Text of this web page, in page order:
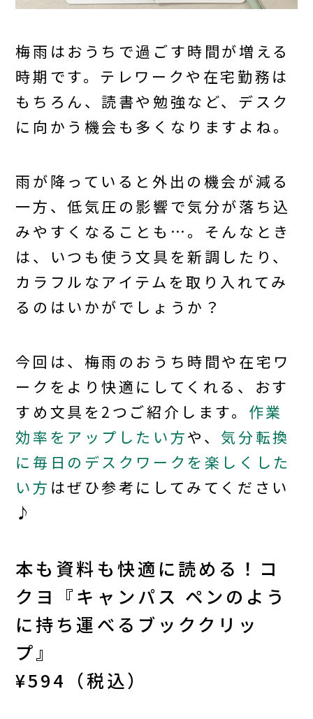
梅雨はおうちで過ごす時間が増える
時期です。テレワークや在宅勤務は
もちろん、読書や勉強など、デスク
に向かう機会も多くなりますよね。
雨が降っていると外出の機会が減る
一方、低気圧の影響で気分が落ち込
みやすくなることも…。そんなとき
は、いつも使う文具を新調したり、
カラフルなアイテムを取り入れてみ
るのはいかがでしょうか？
今回は、梅雨のおうち時間や在宅ワ
ークをより快適にしてくれる、おす
すめ文具を2つご紹介します。 作業
効率をアップしたい方や、 気分転換
に毎日のデスクワークを楽しくした
い方 はぜひ参考にしてみてください
♪
本も資料も快適に読める！コ
クヨ『キャンパス ペンのよう
に持ち運べるブッククリッ
プ』
¥594（税込）